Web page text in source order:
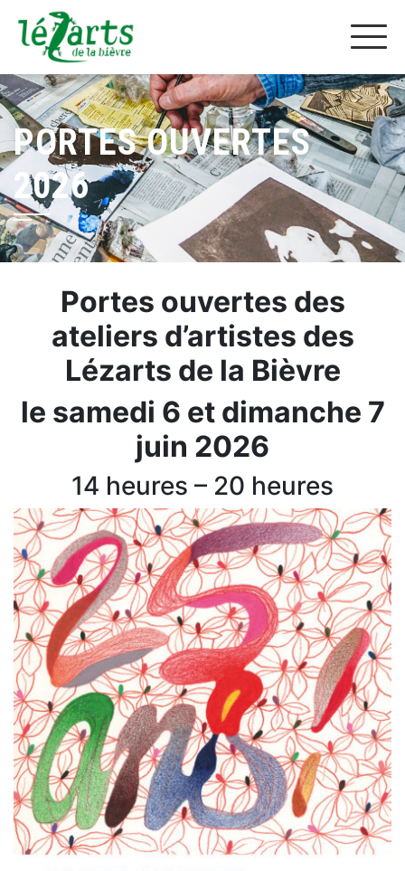
PORTES OUVERTES
2026
Portes ouvertes des
ateliers d’artistes des
Lézarts de la Bièvre
le samedi 6 et dimanche 7
juin 2026
14 heures – 20 heures